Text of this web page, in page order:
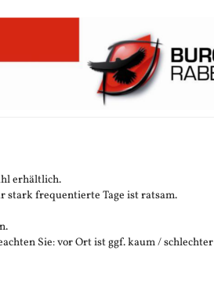
erhältlich.
stark frequentierte Tage ist ratsam.
Sie: vor Ort ist ggf. kaum / schlechter